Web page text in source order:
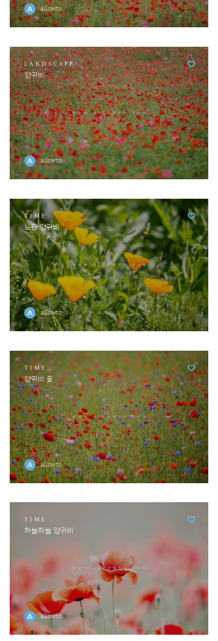
allowto
LANDSCAPE
양귀비
allowto
TIME
노란 양귀비
allowto
TIME
양귀비 꽃
allowto
TIME
하늘하늘 양귀비
allowto